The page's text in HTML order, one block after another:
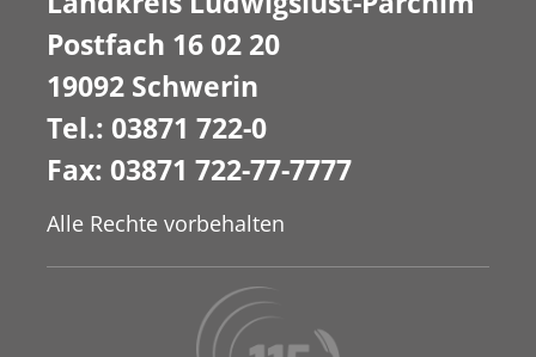
Postfach 16 02 20
19092 Schwerin
Tel.: 03871 722-0
Fax: 03871 722-77-7777
Alle Rechte vorbehalten